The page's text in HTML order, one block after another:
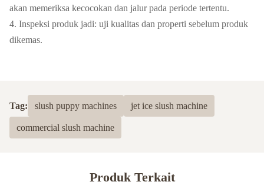
akan memeriksa kecocokan dan jalur pada periode tertentu.
4. Inspeksi produk jadi: uji kualitas dan properti sebelum produk
dikemas.
Tag: slush puppy machines jet ice slush machine
commercial slush machine
Produk Terkait